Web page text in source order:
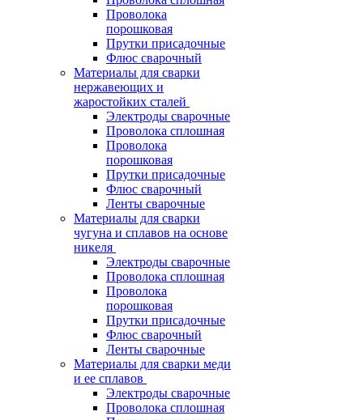
Проволока
порошковая
Прутки присадочные
Флюс сварочный
Материалы для сварки
нержавеющих и
жаростойких сталей
Электроды сварочные
Проволока сплошная
Проволока
порошковая
Прутки присадочные
Флюс сварочный
Ленты сварочные
Материалы для сварки
чугуна и сплавов на основе
никеля
Электроды сварочные
Проволока сплошная
Проволока
порошковая
Прутки присадочные
Флюс сварочный
Ленты сварочные
Материалы для сварки меди
и ее сплавов
Электроды сварочные
Проволока сплошная